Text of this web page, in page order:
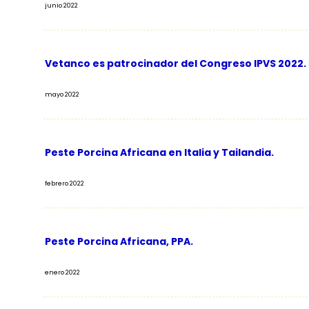
junio 2022
Vetanco es patrocinador del Congreso IPVS 2022.
mayo 2022
Peste Porcina Africana en Italia y Tailandia.
febrero 2022
Peste Porcina Africana, PPA.
enero 2022